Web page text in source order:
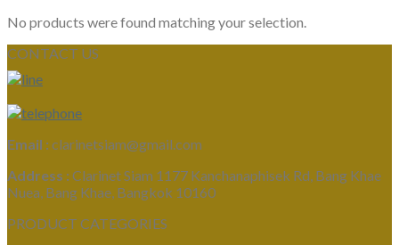
No products were found matching your selection.
CONTACT US
Email : clarinetsiam@gmail.com
Address : Clarinet Siam 1177 Kanchanaphisek Rd, Bang Khae
Nuea, Bang Khae, Bangkok 10160
PRODUCT CATEGORIES